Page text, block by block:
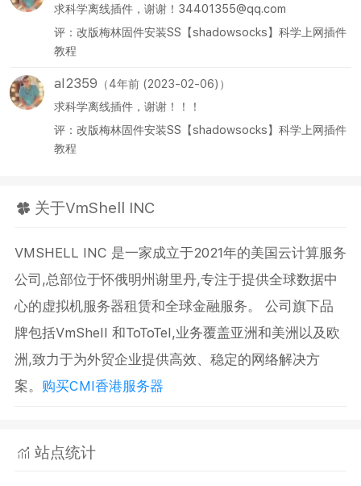
求科学离线插件，谢谢！34401355@qq.com
评：改版梅林固件安装SS【shadowsocks】科学上网插件
教程
al2359 （4年前 (2023-02-06)）
求科学离线插件，谢谢！！！
评：改版梅林固件安装SS【shadowsocks】科学上网插件
教程
关于VmShell INC
VMSHELL INC 是一家成立于2021年的美国云计算服务
公司,总部位于怀俄明州谢里丹,专注于提供全球数据中
心的虚拟机服务器租赁和全球金融服务。 公司旗下品
牌包括VmShell 和ToToTel,业务覆盖亚洲和美洲以及欧
洲,致力于为外贸企业提供高效、稳定的网络解决方
案。 购买CMI香港服务器
站点统计